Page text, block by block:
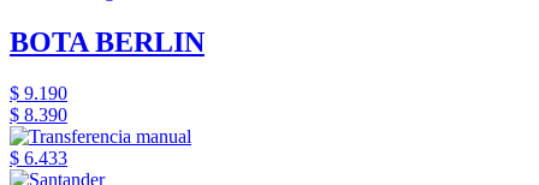
BOTA BERLIN
$ 9.190
$ 8.390
$ 6.433